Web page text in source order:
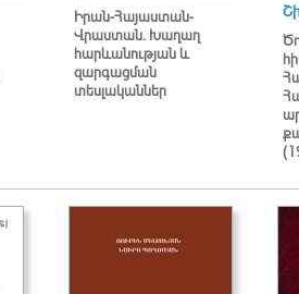
Իրան-Հայաստան-
Վրաստան. Խաղաղ
հարևանության և
զարգացման
տեսլականներ